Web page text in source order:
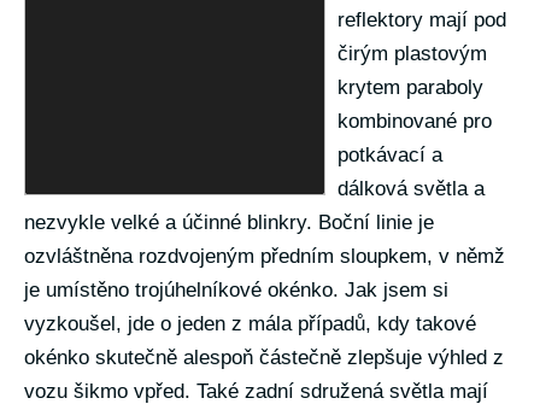
reflektory mají pod
čirým plastovým
krytem paraboly
kombinované pro
potkávací a
dálková světla a
nezvykle velké a účinné blinkry. Boční linie je
ozvláštněna rozdvojeným předním sloupkem, v němž
je umístěno trojúhelníkové okénko. Jak jsem si
vyzkoušel, jde o jeden z mála případů, kdy takové
okénko skutečně alespoň částečně zlepšuje výhled z
vozu šikmo vpřed. Také zadní sdružená světla mají